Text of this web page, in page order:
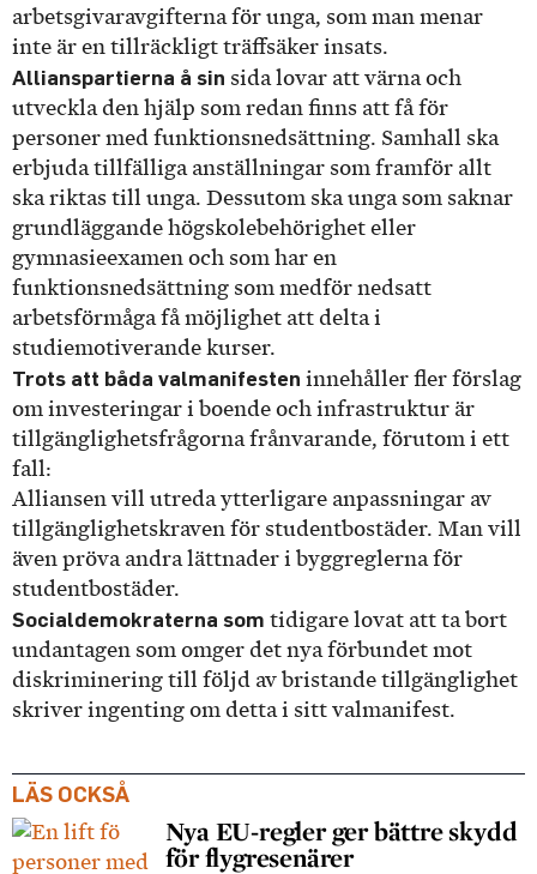
arbetsgivaravgifterna för unga, som man menar
inte är en tillräckligt träffsäker insats.
Allianspartierna å sin sida lovar att värna och
utveckla den hjälp som redan finns att få för
personer med funktionsnedsättning. Samhall ska
erbjuda tillfälliga anställningar som framför allt
ska riktas till unga. Dessutom ska unga som saknar
grundläggande högskolebehörighet eller
gymnasieexamen och som har en
funktionsnedsättning som medför nedsatt
arbetsförmåga få möjlighet att delta i
studiemotiverande kurser.
Trots att båda valmanifesten innehåller fler förslag
om investeringar i boende och infrastruktur är
tillgänglighetsfrågorna frånvarande, förutom i ett
fall:
Alliansen vill utreda ytterligare anpassningar av
tillgänglighetskraven för studentbostäder. Man vill
även pröva andra lättnader i byggreglerna för
studentbostäder.
Socialdemokraterna som tidigare lovat att ta bort
undantagen som omger det nya förbundet mot
diskriminering till följd av bristande tillgänglighet
skriver ingenting om detta i sitt valmanifest.
LÄS OCKSÅ
Nya EU-regler ger bättre skydd
för flygresenärer